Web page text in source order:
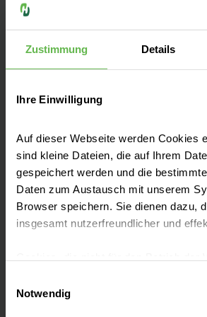
Zustimmung Details
Ihre Einwilligung
Auf dieser Webseite werden Cookies
sind kleine Dateien, die auf Ihrem
gespeichert werden und die
Daten zum Austausch mit unserem
Browser speichern. Sie dienen dazu,
insgesamt nutzerfreundlicher und
eingesetzt werden.
Notwendig
Ihr Schwerpunktversorger im
Im ehemaligen
vereinen wir Tradition und
Leistungen finden
Neues erfahren